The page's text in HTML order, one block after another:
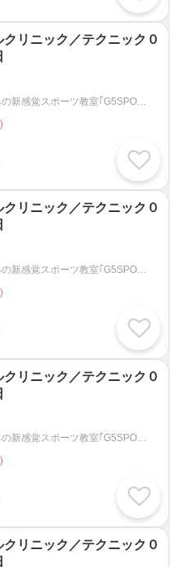
リニック／テクニック０
リニック／テクニック０
岐阜の新感覚スポーツ教室｢G5SPORTS｣
リニック／テクニック０
岐阜の新感覚スポーツ教室｢G5SPORTS｣
リニック／テクニック０